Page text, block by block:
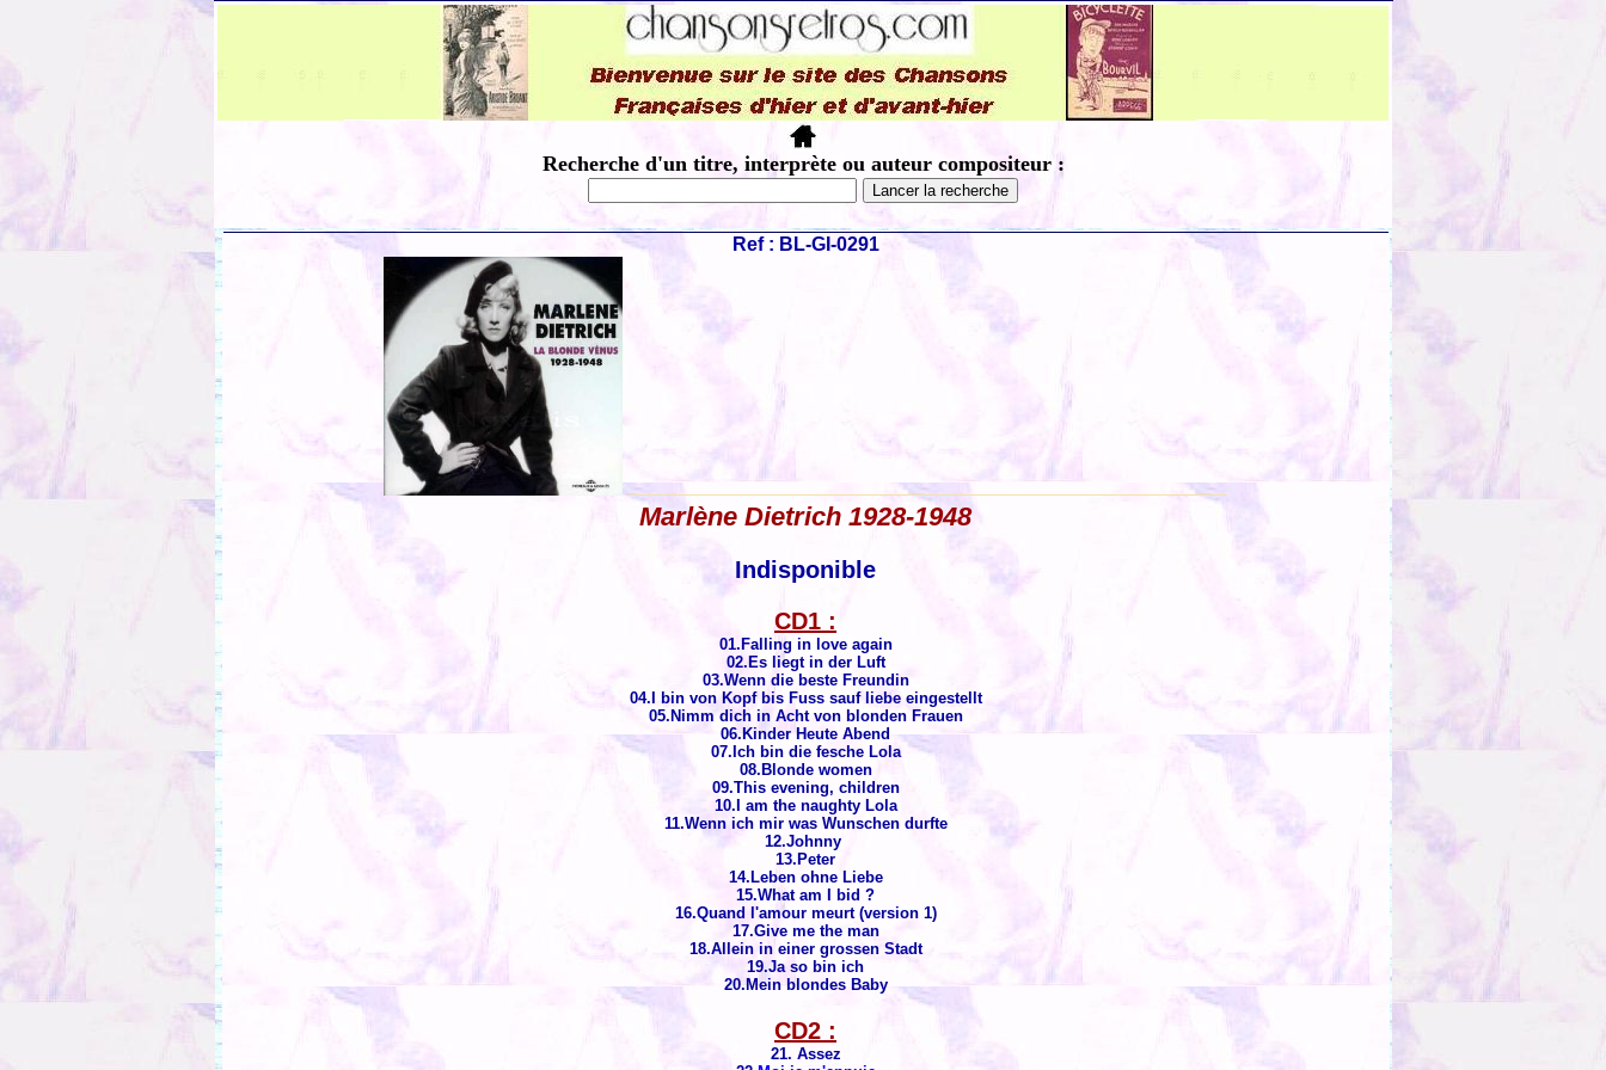
Recherche d'un titre, interprète ou auteur compositeur :
Ref : BL-GI-0291
Marlène Dietrich 1928-1948
Indisponible
CD1 :
01.Falling in love again
02.Es liegt in der Luft
03.Wenn die beste Freundin
04.I bin von Kopf bis Fuss sauf liebe eingestellt
05.Nimm dich in Acht von blonden Frauen
06.Kinder Heute Abend
07.Ich bin die fesche Lola
08.Blonde women
09.This evening, children
10.I am the naughty Lola
11.Wenn ich mir was Wunschen durfte
12.Johnny
13.Peter
14.Leben ohne Liebe
15.What am I bid ?
16.Quand l'amour meurt (version 1)
17.Give me the man
18.Allein in einer grossen Stadt
19.Ja so bin ich
20.Mein blondes Baby
CD2 :
21. Assez